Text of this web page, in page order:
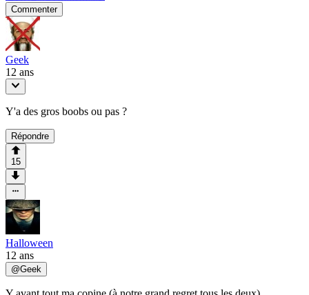
Commenter
Geek
12 ans
Y'a des gros boobs ou pas ?
Répondre
15
Halloween
12 ans
@Geek